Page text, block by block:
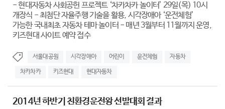
- 현대자동차 사회공헌 프로젝트 ‘차카차카 놀이터’ 29일(목) 10시
개장식 - 최첨단 자율주행 기술을 활용, 시각장애아 ‘운전체험’
가능한 국내최초 자동차 테마 놀이터 - 매년 3월부터 11월까지 운영,
키즈현대 사이트 예약 접수
서울대공원 시각장애아 어린이 운전체험 자동차
차카차카 키즈현대 현대자동차
2014년 하반기 친환경운전왕 선발대회 결과